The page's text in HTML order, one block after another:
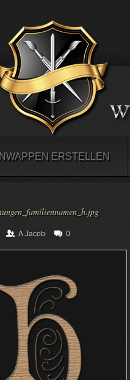
ERSTELLEN
A.Jacob 0